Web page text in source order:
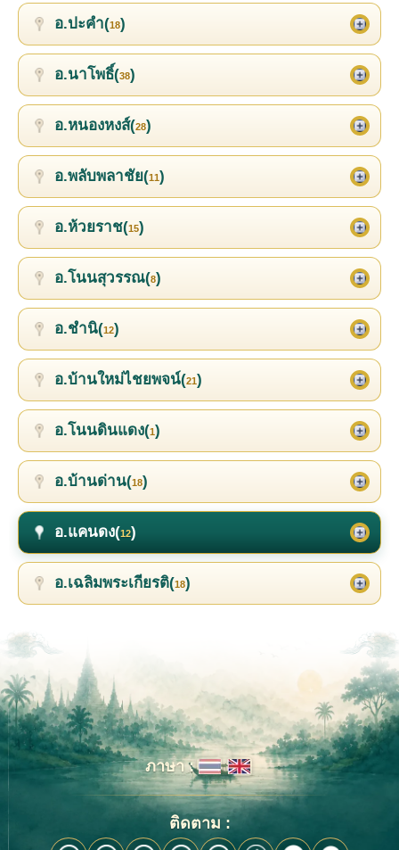
อ.ปะคำ(18)
อ.นาโพธิ์(38)
อ.หนองหงส์(28)
อ.พลับพลาชัย(11)
อ.ห้วยราช(15)
อ.โนนสุวรรณ(8)
อ.ชำนิ(12)
อ.บ้านใหม่ไชยพจน์(21)
อ.โนนดินแดง(1)
อ.บ้านด่าน(18)
อ.แคนดง(12)
อ.เฉลิมพระเกียรติ(18)
ภาษา :
ติดตาม :